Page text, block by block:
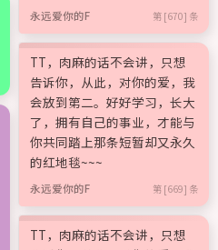
永远爱你的F 第 [670] 条
TT，肉麻的话不会讲，只想
告诉你，从此，对你的爱，我
会放到第二。好好学习，长大
了，拥有自己的事业，才能与
你共同踏上那条短暂却又永久
的红地毯~~~
永远爱你的F 第 [669] 条
TT，肉麻的话不会讲，只想